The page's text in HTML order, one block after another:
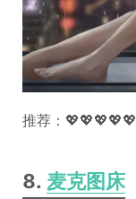
推荐：💖💖💖💖💖
8. 麦克图床